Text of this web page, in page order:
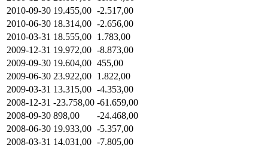
2010-09-30 19.455,00 -2.517,00
2010-06-30 18.314,00 -2.656,00
2010-03-31 18.555,00 1.783,00
2009-12-31 19.972,00 -8.873,00
2009-09-30 19.604,00 455,00
2009-06-30 23.922,00 1.822,00
2009-03-31 13.315,00 -4.353,00
2008-12-31 -23.758,00 -61.659,00
2008-09-30 898,00
-24.468,00
2008-06-30 19.933,00 -5.357,00
2008-03-31 14.031,00 -7.805,00